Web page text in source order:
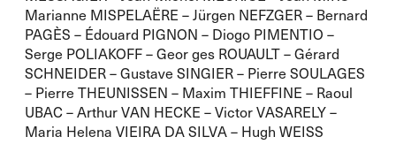
Marianne MISPELAËRE – Jürgen NEFZGER – Bernard
PAGÈS – Édouard PIGNON – Diogo PIMENTIO –
Serge POLIAKOFF – Geor ges ROUAULT – Gérard
SCHNEIDER – Gustave SINGIER – Pierre SOULAGES
– Pierre THEUNISSEN – Maxim THIEFFINE – Raoul
UBAC – Arthur VAN HECKE – Victor VASARELY –
Maria Helena VIEIRA DA SILVA – Hugh WEISS